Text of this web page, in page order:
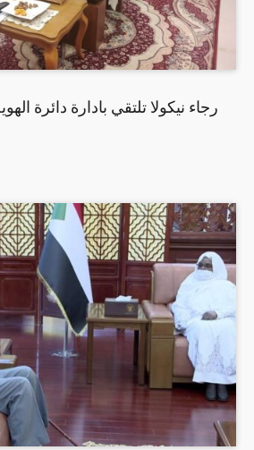
رجاء نيكولا تلتقي بادارة دائرة